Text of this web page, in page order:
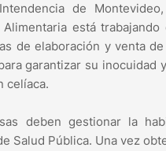
de
Alimentaria está
de elaboración y venta
garantizar su inocuidad
celíaca.
deben gestionar la
Salud Pública. Una vez